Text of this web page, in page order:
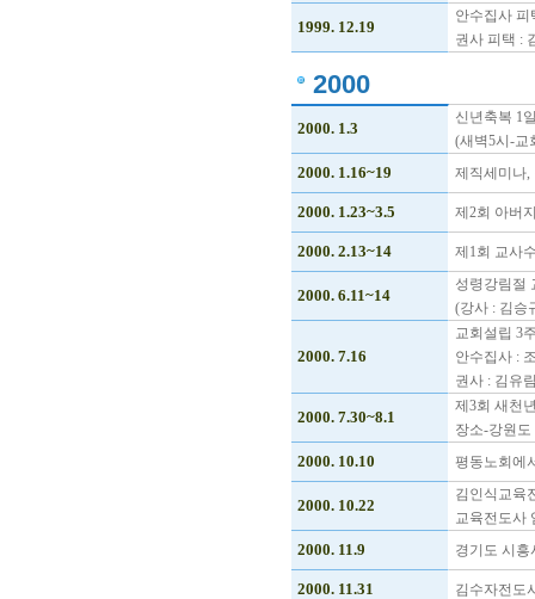
1999. 12.19
안수집사 피
권사 피택 :
2000
2000. 1.3
신년축복 1
(새벽5시-교
2000. 1.16~19 제직세미나,
2000. 1.23~3.5 제2회 아버
2000. 2.13~14 제1회 교사
2000. 6.11~14
성령강림절
(강사 : 김승
2000. 7.16
교회설립 3
안수집사 :
권사 : 김유
2000. 7.30~8.1
제3회 새천
장소-강원
2000. 10.10 평동노회에
2000. 10.22
김인식교육
교육전도사
2000. 11.9 경기도 시흥
2000. 11.31 김수자전도